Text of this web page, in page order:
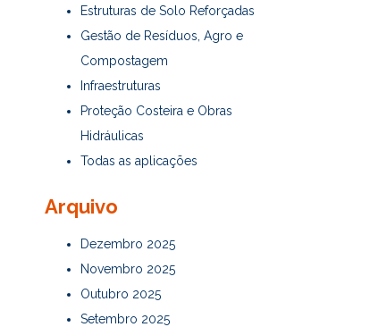
Estruturas de Solo Reforçadas
Gestão de Resíduos, Agro e
Compostagem
Infraestruturas
Proteção Costeira e Obras
Hidráulicas
Todas as aplicações
Arquivo
Dezembro 2025
Novembro 2025
Outubro 2025
Setembro 2025